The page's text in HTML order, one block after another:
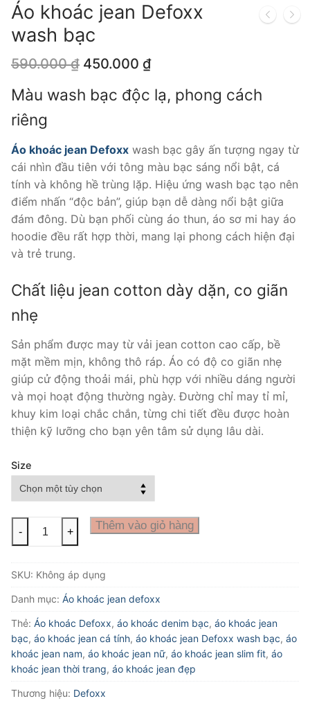
Áo khoác jean Defoxx
wash bạc
590.000₫ Giá
là:
590.000 ₫.
450.000 ₫Giá
tại
là:
Màu wash bạc độc lạ, phong cách
riêng
Áo khoác jean Defoxx wash bạc gây ấn tượng ngay từ
cái nhìn đầu tiên với tông màu bạc sáng nổi bật, cá
tính và không hề trùng lặp. Hiệu ứng wash bạc tạo nên
điểm nhấn “độc bản”, giúp bạn dễ dàng nổi bật giữa
đám đông. Dù bạn phối cùng áo thun, áo sơ mi hay áo
hoodie đều rất hợp thời, mang lại phong cách hiện đại
và trẻ trung.
Chất liệu jean cotton dày dặn, co giãn
nhẹ
Sản phẩm được may từ vải jean cotton cao cấp, bề
mặt mềm mịn, không thô ráp. Áo có độ co giãn nhẹ
giúp cử động thoải mái, phù hợp với nhiều dáng người
và mọi hoạt động thường ngày. Đường chỉ may tỉ mỉ,
khuy kim loại chắc chắn, từng chi tiết đều được hoàn
thiện kỹ lưỡng cho bạn yên tâm sử dụng lâu dài.
Size
khoác
Defoxx
wash
số
lượng
- + Thêm vào giỏ hàng
SKU: Không áp dụng
Danh mục: Áo khoác jean defoxx
Thẻ: Áo khoác Defoxx, áo khoác denim bạc, áo khoác jean
bạc, áo khoác jean cá tính, áo khoác jean Defoxx wash bạc, áo
khoác jean nam, áo khoác jean nữ, áo khoác jean slim fit, áo
khoác jean thời trang, áo khoác jean đẹp
Thương hiệu: Defoxx